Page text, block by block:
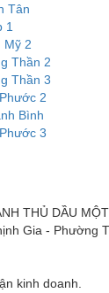
Tân
1
Mỹ 2
Thần 2
Thần 3
2
Bình
3
THỦ DẦU MỘT
Gia - Phường
kinh doanh.